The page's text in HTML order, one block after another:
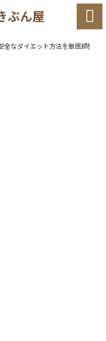
ぶん屋 
なダイエット方法を獣医師監修